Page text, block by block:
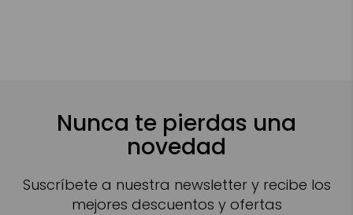
Nunca te pierdas una
novedad
Suscríbete a nuestra newsletter y recibe los
mejores descuentos y ofertas